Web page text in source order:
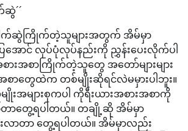
ဆွဲ´´
ါက်ဆွဲကြိုက်တဲ့သူများအတွက် အိမ်မှာ
အောင် လုပ်ပုံလုပ်နည်းကို ညွှန်းပေးလိုက်ပါ
ားအစာကြိုက်တဲ့သူတွေ အတော်များများ
ာတွေထဲက တစ်မျိုးဆိုရင်လဲမမှားပါဘူး။
းအများစုကပါ ကိုရီးယားအစားအစာကို
ာတွေ့ရပါတယ်။ တချို့ဆို အိမ်မှာ
ာတာ တွေ့ရပါတယ်။ အိမ်မှာလည်း